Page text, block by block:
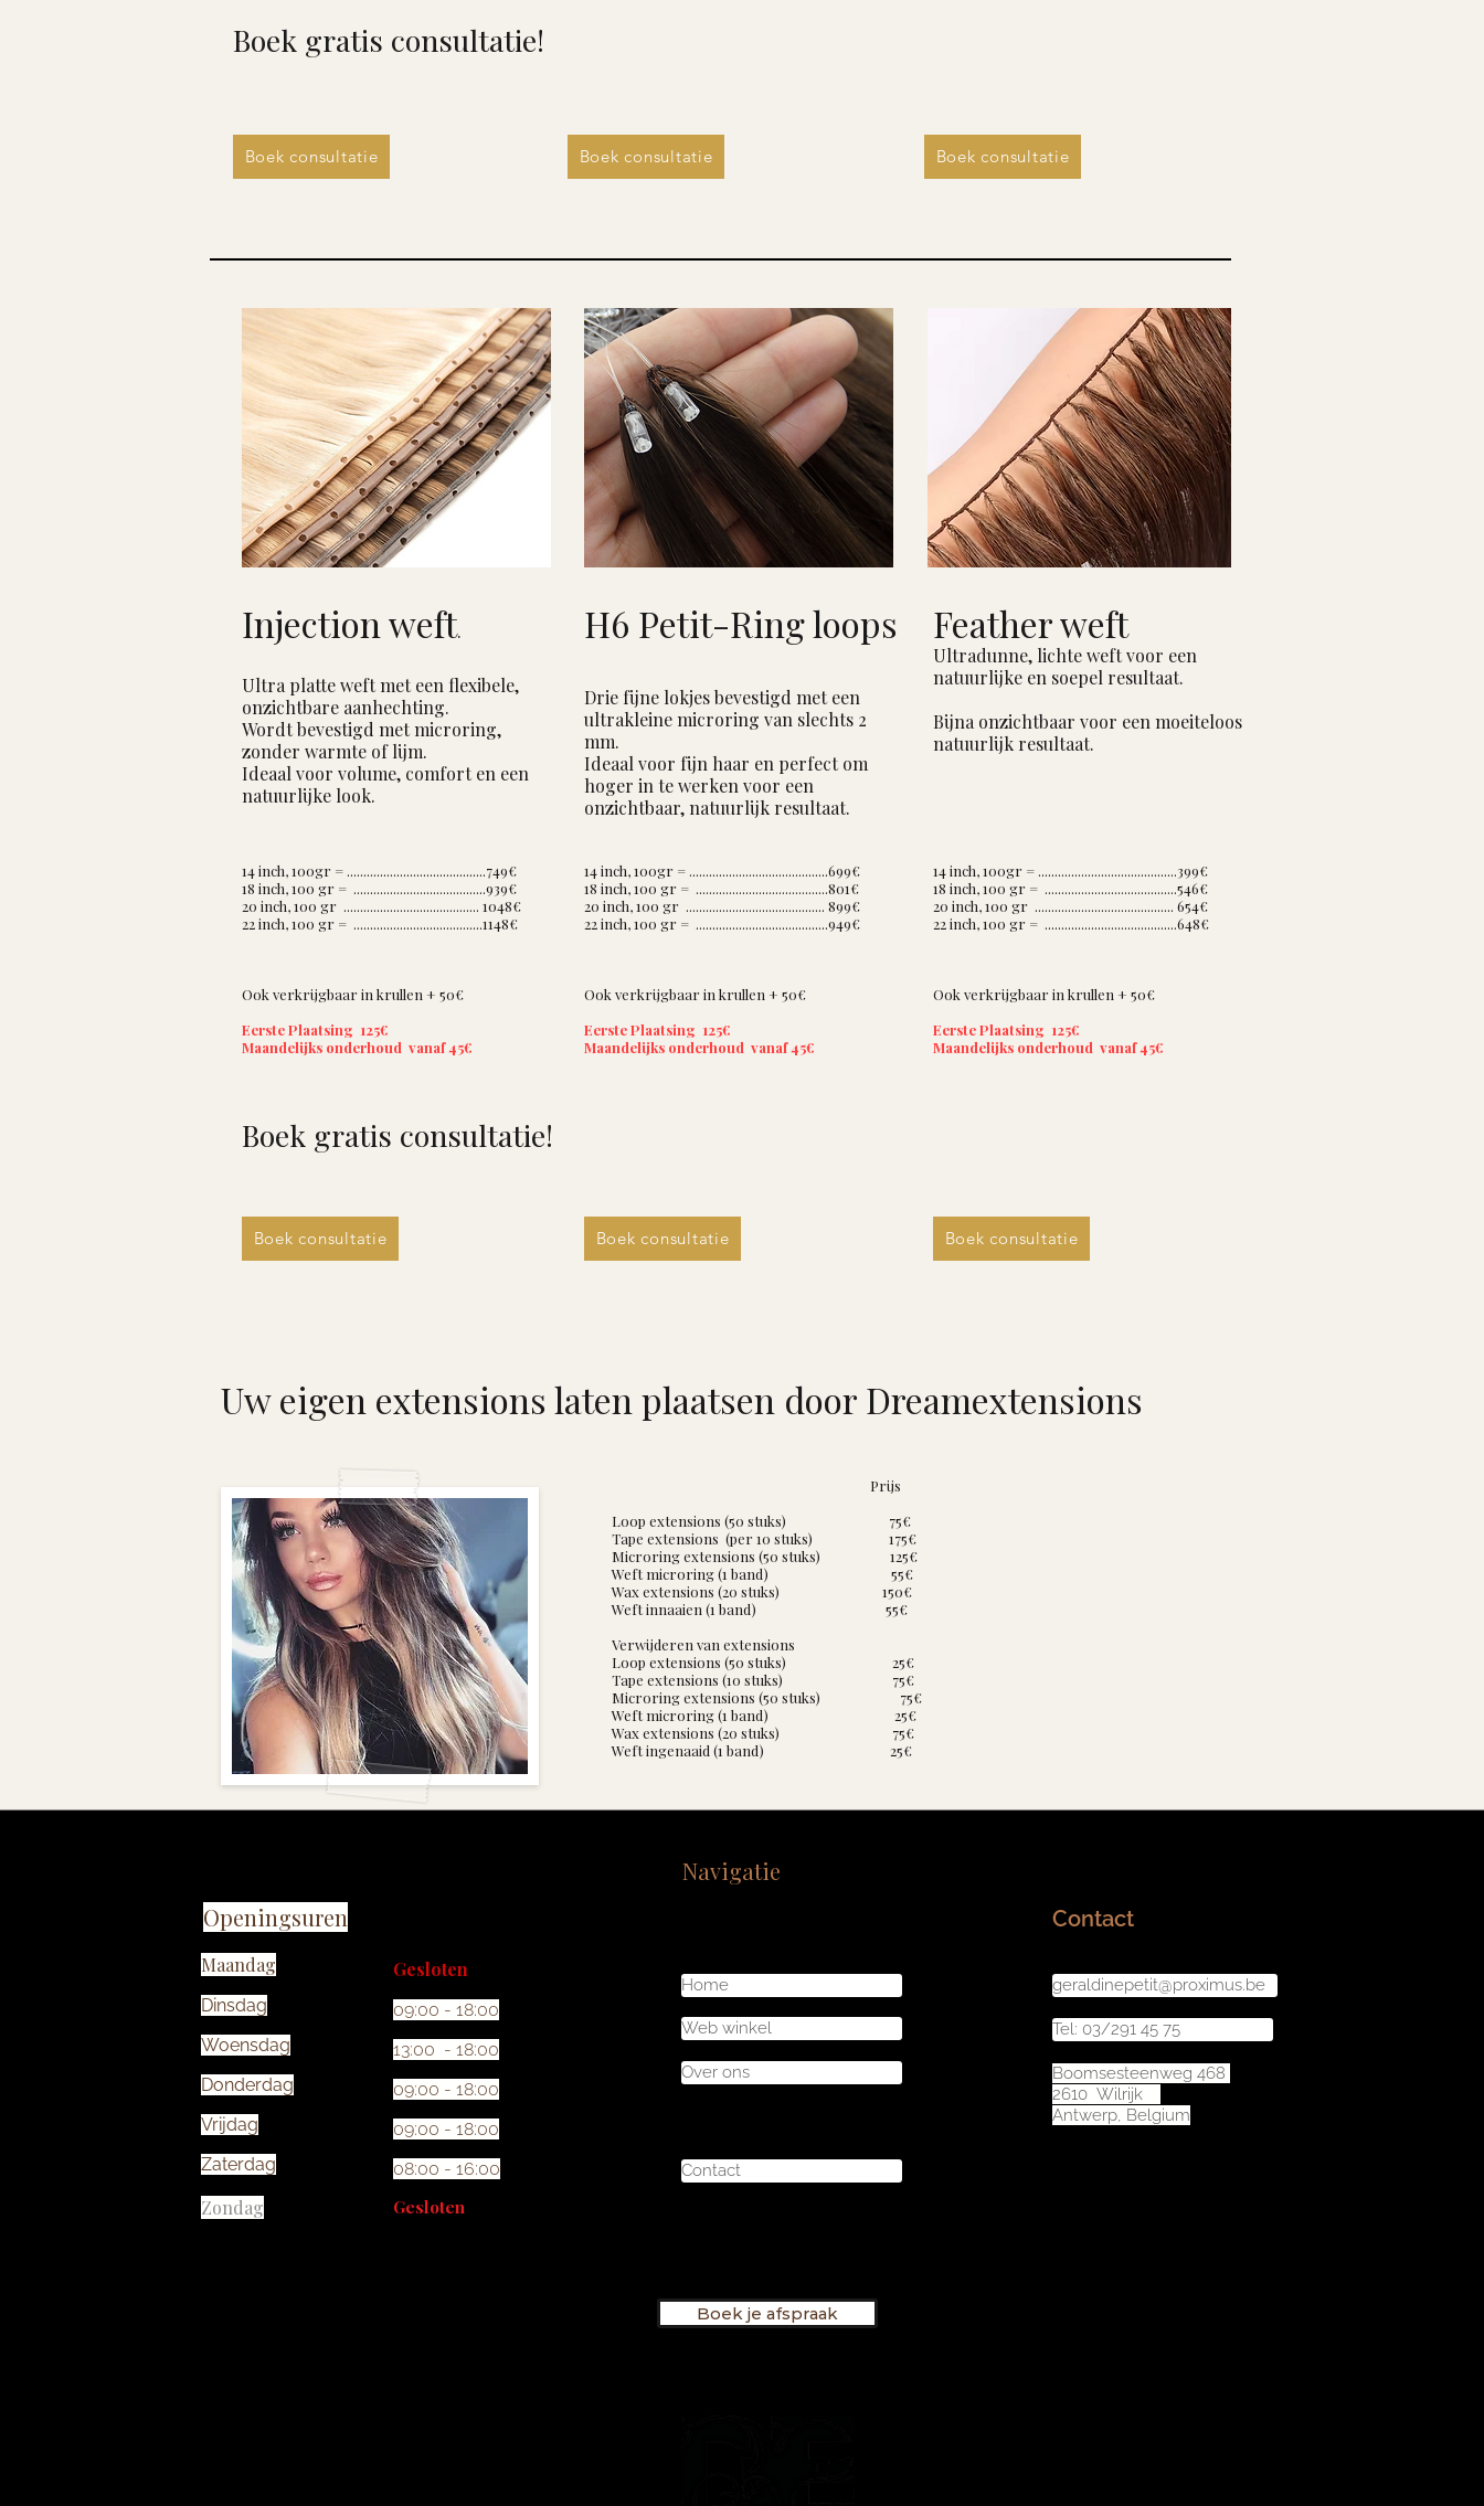
Boek gratis consultatie!
Boek consultatie Boek consultatie Boek consultatie
Injection weft.
Ultra platte weft met een flexibele,
onzichtbare aanhechting.
Wordt bevestigd met microring,
zonder warmte of lijm.
Ideaal voor volume, comfort en een
natuurlijke look.
H6 Petit-Ring loops
Drie fijne lokjes bevestigd met een
ultrakleine microring van slechts 2
mm.
Ideaal voor fijn haar en perfect om
hoger in te werken voor een
onzichtbaar, natuurlijk resultaat.
14 inch, 100gr = ..........................................749€
18 inch, 100 gr = ........................................939€
20 inch, 100 gr ......................................... 1048€
22 inch, 100 gr = .......................................1148€
Ook verkrijgbaar in krullen + 50€
Eerste Plaatsing 125€
Maandelijks onderhoud vanaf 45€
14 inch, 100gr = ..........................................699€
18 inch, 100 gr = ........................................801€
20 inch, 100 gr .......................................... 899€
22 inch, 100 gr = ........................................949€
Ook verkrijgbaar in krullen + 50€
Eerste Plaatsing 125€
Maandelijks onderhoud vanaf 45€
Feather weft
Ultradunne, lichte weft voor een
natuurlijke en soepel resultaat.
Bijna onzichtbaar voor een moeiteloos
natuurlijk resultaat.
14 inch, 100gr = ..........................................399€
18 inch, 100 gr = ........................................546€
20 inch, 100 gr .......................................... 654€
22 inch, 100 gr = ........................................648€
Ook verkrijgbaar in krullen + 50€
Eerste Plaatsing 125€
Maandelijks onderhoud vanaf 45€
Boek gratis consultatie!
Boek consultatie Boek consultatie Boek consultatie
Uw eigen extensions laten plaatsen door Dreamextensions
Prijs
Loop extensions (50 stuks) 75€
Tape extensions (per 10 stuks) 175€
Microring extensions (50 stuks) 125€
Weft microring (1 band) 55€
Wax extensions (20 stuks) 150€
Weft innaaien (1 band) 55€
Verwijderen van extensions
Loop extensions (50 stuks) 25€
Tape extensions (10 stuks) 75€
Microring extensions (50 stuks) 75€
Weft microring (1 band) 25€
Wax extensions (20 stuks) 75€
Weft ingenaaid (1 band) 25€
Navigatie
Openingsuren
Maandag Gesloten
Dinsdag
09:00 - 18:00
Woensdag
13:00 - 18:00
Donderdag
09:00 - 18:00
Vrijdag
09:00 - 18:00
Zaterdag
08:00 - 16:00
Zondag Gesloten
Home
Web winkel
Over ons
Contact
Contact
geraldinepetit@proximus.be
Tel: 03/291 45 75
Boomsesteenweg 468
2610 Wilrijk
Antwerp, Belgium
Boek je afspraak